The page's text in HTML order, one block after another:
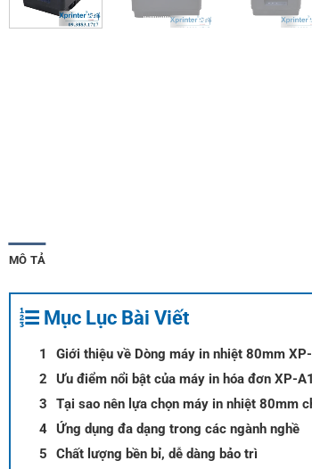
MÔ TẢ
Mục Lục Bài Viết
Giới thiệu về Dòng máy in nhiệt 80mm
Ưu điểm nổi bật của máy in hóa đơn XP-
Tại sao nên lựa chọn máy in nhiệt 80mm
Ứng dụng đa dạng trong các ngành nghề
Chất lượng bền bỉ, dễ dàng bảo trì